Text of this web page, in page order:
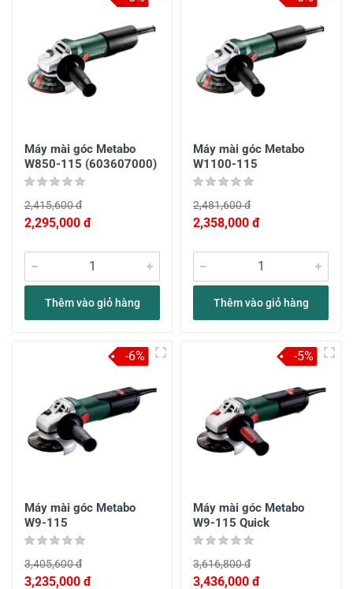
Máy mài góc Metabo
W850-115 (603607000)
2,415,600 đ
2,295,000 đ
Thêm vào giỏ hàng
Máy mài góc Metabo
W1100-115
2,481,600 đ
2,358,000 đ
Thêm vào giỏ hàng
Máy mài góc Metabo
W9-115
3,405,600 đ
3,235,000 đ
-6%
Máy mài góc Metabo
W9-115 Quick
3,616,800 đ
3,436,000 đ
-5%